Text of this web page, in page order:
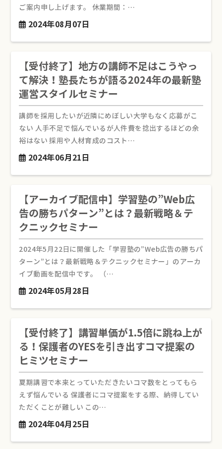
ご案内申し上げます。 休業期間：…
2024年08月07日
【受付終了】地方の講師不足はこうやっ
て解決！塾長たちが語る2024年の最新塾
運営スタイルセミナー
講師を採用したいが近隣にめぼしい大学もなく応募がこ
ない 人手不足で悩んでいるが人件費を捻出するほどの余
裕はない 採用や人材育成のコスト…
2024年06月21日
【アーカイブ配信中】学習塾の”Web広
告の勝ちパターン”とは？最新戦略＆テ
クニックセミナー
2024年5月22日に開催した「学習塾の”Web広告の勝ちパ
ターン”とは？最新戦略＆テクニックセミナー」のアーカ
イブ動画を配信中です。 （…
2024年05月28日
【受付終了】講習単価が1.5倍に跳ね上が
る！保護者のYESを引き出すコマ提案の
ヒミツセミナー
夏期講習で本来とっていただきたいコマ数をとってもら
えず悩んでいる 保護者にコマ提案をする際、納得してい
ただくことが難しい この…
2024年04月25日